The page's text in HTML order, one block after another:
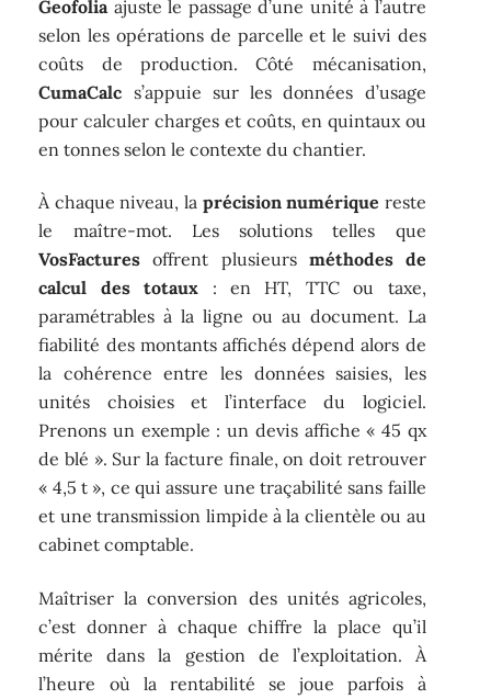
Geofolia ajuste le passage d’une unité à l’autre
selon les opérations de parcelle et le suivi des
coûts de production. Côté mécanisation,
CumaCalc s’appuie sur les données d’usage
pour calculer charges et coûts, en quintaux ou
en tonnes selon le contexte du chantier.
À chaque niveau, la précision numérique reste
le maître-mot. Les solutions telles que
VosFactures offrent plusieurs méthodes de
calcul des totaux : en HT, TTC ou taxe,
paramétrables à la ligne ou au document. La
fiabilité des montants affichés dépend alors de
la cohérence entre les données saisies, les
unités choisies et l’interface du logiciel.
Prenons un exemple : un devis affiche « 45 qx
de blé ». Sur la facture finale, on doit retrouver
« 4,5 t », ce qui assure une traçabilité sans faille
et une transmission limpide à la clientèle ou au
cabinet comptable.
Maîtriser la conversion des unités agricoles,
c’est donner à chaque chiffre la place qu’il
mérite dans la gestion de l’exploitation. À
l’heure où la rentabilité se joue parfois à